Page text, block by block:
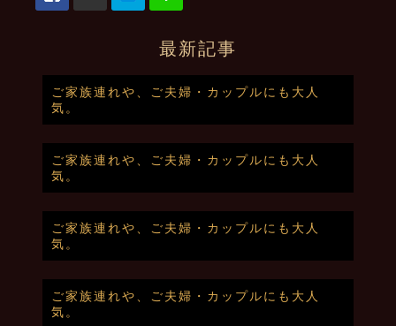
最新記事
ご家族連れや、ご夫婦・カップルにも大人
気。
ご家族連れや、ご夫婦・カップルにも大人
気。
ご家族連れや、ご夫婦・カップルにも大人
気。
ご家族連れや、ご夫婦・カップルにも大人
気。